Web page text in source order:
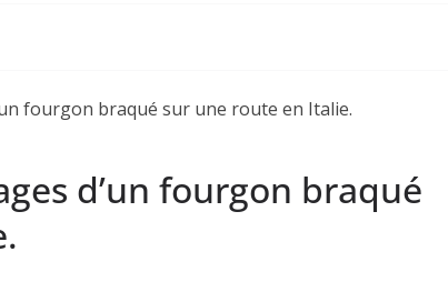
d’un fourgon braqué